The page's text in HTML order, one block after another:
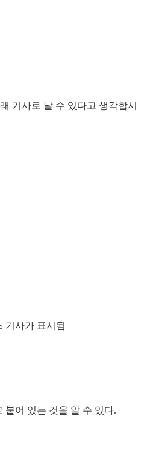
기사로 날 수 있다고 생각합시
기사가 표시됨
붙어 있는 것을 알 수 있다.